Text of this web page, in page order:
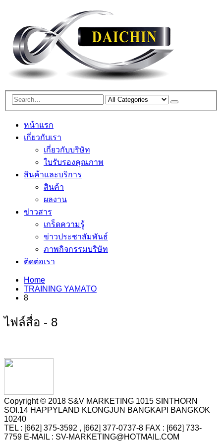
หน้าแรก
เกี่ยวกับเรา
เกี่ยวกับบริษัท
ใบรับรองคุณภาพ
สินค้าและบริการ
สินค้า
ผลงาน
ข่าวสาร
เกร็ดความรู้
ข่าวประชาสัมพันธ์
ภาพกิจกรรมบริษัท
ติดต่อเรา
Home
TRAINING YAMATO
8
ไฟล์สื่อ - 8
Copyright © 2018 S&V MARKETING 1015 SINTHORN
SOI.14 HAPPYLAND KLONGJUN BANGKAPI BANGKOK
10240
TEL : [662] 375-3592 , [662] 377-0737-8 FAX : [662] 733-
7759 E-MAIL : SV-MARKETING@HOTMAIL.COM